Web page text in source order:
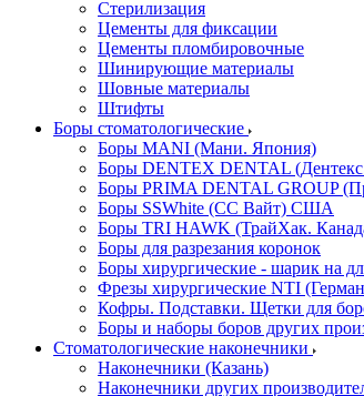
Стерилизация
Цементы для фиксации
Цементы пломбировочные
Шинирующие материалы
Шовные материалы
Штифты
Боры стоматологические
Боры MANI (Мани. Япония)
Боры DENTEX DENTAL
Боры PRIMA DENTAL GROUP
Боры SSWhite (СС Вайт) США
Боры TRI HAWK (ТрайХак.
Боры для разрезания коронок
Боры хирургические - шарик на
Фрезы хирургические NTI
Кофры. Подставки. Щетки для
Боры и наборы боров других
Стоматологические наконечники
Наконечники (Казань)
Наконечники других